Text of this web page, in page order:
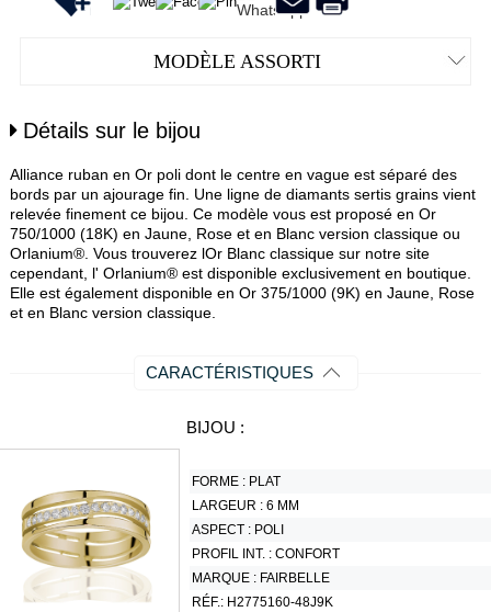
MODÈLE ASSORTI
Détails sur le bijou
Alliance ruban en Or poli dont le centre en vague est séparé des
bords par un ajourage fin. Une ligne de diamants sertis grains vient
relevée finement ce bijou. Ce modèle vous est proposé en Or
750/1000 (18K) en Jaune, Rose et en Blanc version classique ou
Orlanium®. Vous trouverez lOr Blanc classique sur notre site
cependant, l' Orlanium® est disponible exclusivement en boutique.
Elle est également disponible en Or 375/1000 (9K) en Jaune, Rose
et en Blanc version classique.
CARACTÉRISTIQUES
BIJOU :
FORME : PLAT
LARGEUR :6 MM
ASPECT : POLI
PROFIL INT. :CONFORT
MARQUE : FAIRBELLE
RÉF.: H2775160-48J9K